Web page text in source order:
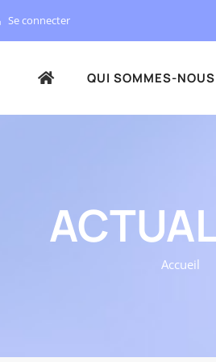
Se connecter
QUI SOMMES-
Accueil